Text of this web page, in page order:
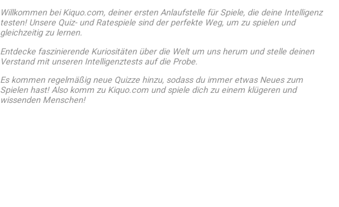
Willkommen bei Kiquo.com, deiner ersten Anlaufstelle für Spiele, die deine Intelligenz
testen! Unsere Quiz- und Ratespiele sind der perfekte Weg, um zu spielen und
gleichzeitig zu lernen.
Entdecke faszinierende Kuriositäten über die Welt um uns herum und stelle deinen
Verstand mit unseren Intelligenztests auf die Probe.
Es kommen regelmäßig neue Quizze hinzu, sodass du immer etwas Neues zum
Spielen hast! Also komm zu Kiquo.com und spiele dich zu einem klügeren und
wissenden Menschen!